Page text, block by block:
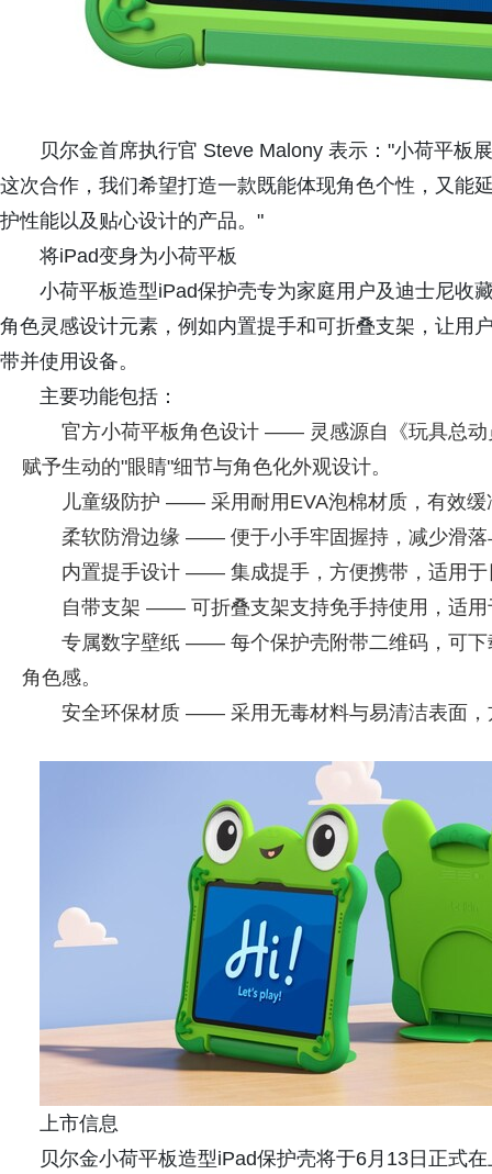
贝尔金首席执行官 Steve Malony 表示："小荷平板
这次合作，我们希望打造一款既能体现角色个性，又
护性能以及贴心设计的产品。"
将iPad变身为小荷平板
小荷平板造型iPad保护壳专为家庭用户及迪士尼收
角色灵感设计元素，例如内置提手和可折叠支架，让用
带并使用设备。
主要功能包括：
官方小荷平板角色设计 —— 灵感源自《玩具总
赋予生动的"眼睛"细节与角色化外观设计。
儿童级防护 —— 采用耐用EVA泡棉材质，有效缓
柔软防滑边缘 —— 便于小手牢固握持，减少滑落
内置提手设计 —— 集成提手，方便携带，适用于
自带支架 —— 可折叠支架支持免手持使用，适用
专属数字壁纸 —— 每个保护壳附带二维码，可
角色感。
安全环保材质 —— 采用无毒材料与易清洁表面，
上市信息
贝尔金小荷平板造型iPad保护壳将于6月13日正式